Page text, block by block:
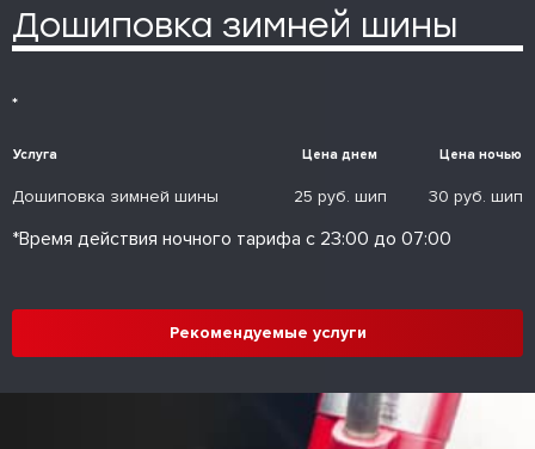
Дошиповка зимней шины
*
Услуга Цена днем Цена ночью
Дошиповка зимней шины 25 руб. шип 30 руб. шип
*Время действия ночного тарифа с 23:00 до 07:00
Рекомендуемые услуги